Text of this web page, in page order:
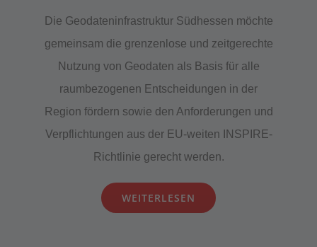
Die Geodateninfrastruktur Südhessen möchte
gemeinsam die grenzenlose und zeitgerechte
Nutzung von Geodaten als Basis für alle
raumbezogenen Entscheidungen in der
Region fördern sowie den Anforderungen und
Verpflichtungen aus der EU-weiten INSPIRE-
Richtlinie gerecht werden.
WEITERLESEN